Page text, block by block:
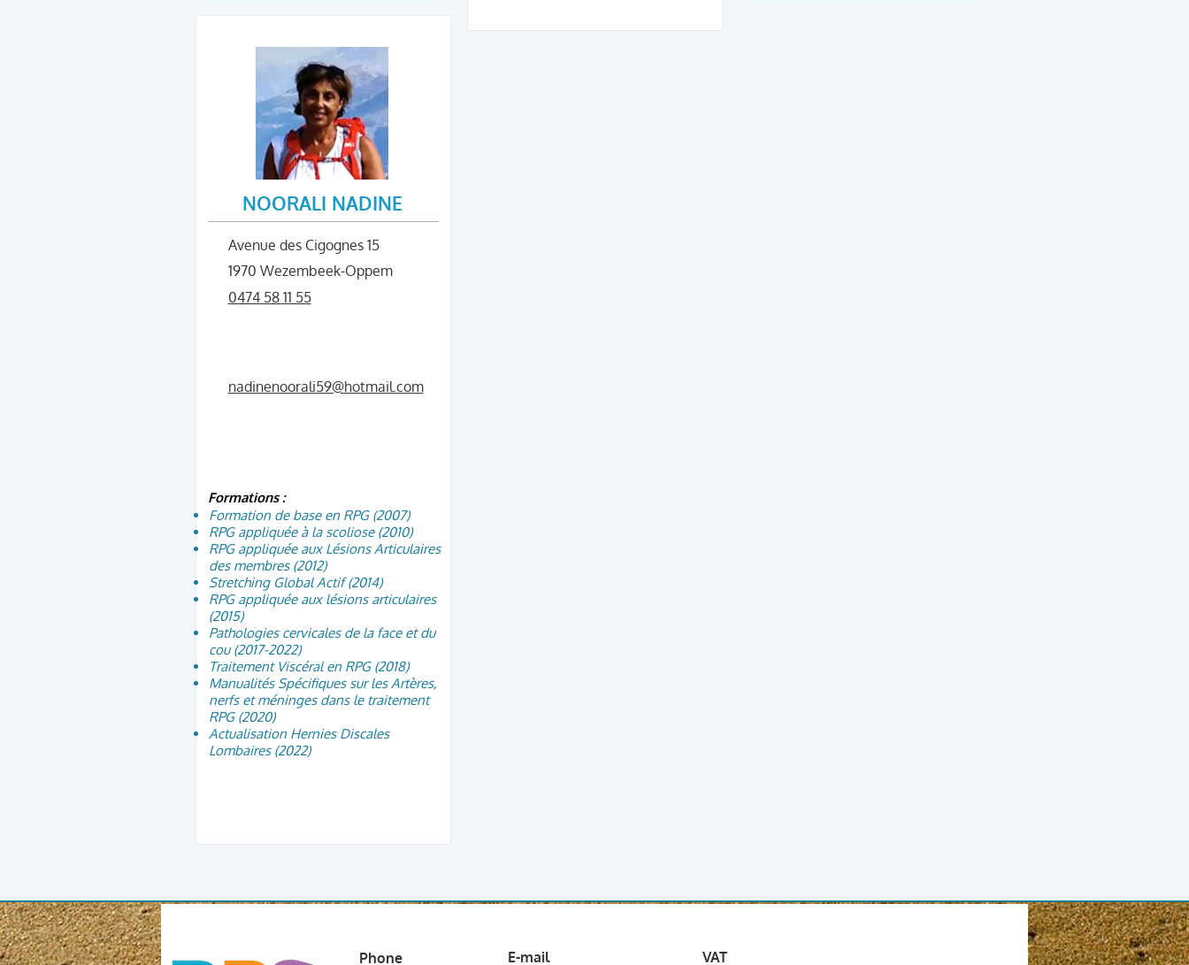
NOORALI NADINE
Avenue des Cigognes 15
1970 Wezembeek-Oppem
0474 58 11 55
nadinenoorali59@hotmail.com
Formations :
Formation de base en RPG (2007)
RPG appliquée à la scoliose (2010)
RPG appliquée aux Lésions Articulaires
des membres (2012)
Stretching Global Actif (2014)
RPG appliquée aux lésions articulaires
(2015)
Pathologies cervicales de la face et du
cou (2017-2022)
Traitement Viscéral en RPG (2018)
Manualités Spécifiques sur les Artères,
nerfs et méninges dans le traitement
RPG (2020)
Actualisation Hernies Discales
Lombaires (2022)
Phone E-mail VAT